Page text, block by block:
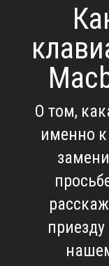
О том,
именно